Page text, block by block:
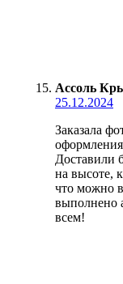
Ассоль
25.12.2024
Заказала
Доставили
на высоте,
что можно
выполнено
всем!